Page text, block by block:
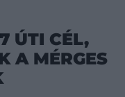
ÚTI CÉL,
A MÉRGES